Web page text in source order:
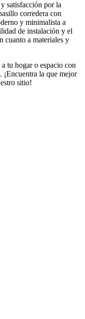
satisfacción por la
corredera con
y minimalista a
de instalación y el
cuanto a materiales y
tu hogar o espacio con
¡Encuentra la que mejor
sitio!